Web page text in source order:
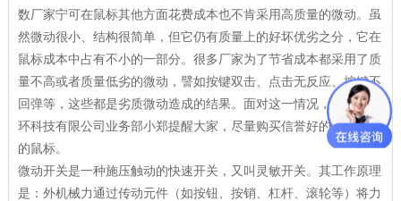
数厂家宁可在鼠标其他方面花费成本也不肯采用高质量的微动。虽
然微动很小、结构很简单，但它仍有质量上的好坏优劣之分，它在
鼠标成本中占有不小的一部分。很多厂家为了节省成本都采用了质
量不高或者质量低劣的微动，譬如按键双击、点击无反应、按键不
回弹等，这些都是劣质微动造成的结果。面对这一情况，深圳市海
环科技有限公司业务部小郑提醒大家，尽量购买信誉好的厂家生产
的鼠标。
微动开关是一种施压触动的快速开关，又叫灵敏开关。其工作原理
是：外机械力通过传动元件（如按钮、按销、杠杆、滚轮等）将力